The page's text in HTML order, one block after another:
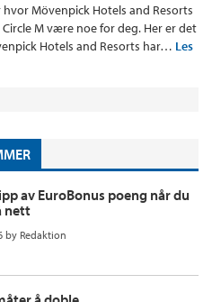
Mövenpick Hotels and Resorts
M være noe for deg. Her er det
Hotels and Resorts har… Les
av EuroBonus poeng når du
nett
by Redaktion